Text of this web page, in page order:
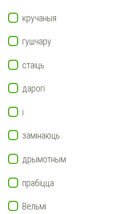
кручаныя
гушчару
стаіць
дарогі
і
замінаюць
дрымотным
прабіцца
Вельмі